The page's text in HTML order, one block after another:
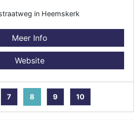
in Heemskerk
Meer Info
Website
7 8 9 10